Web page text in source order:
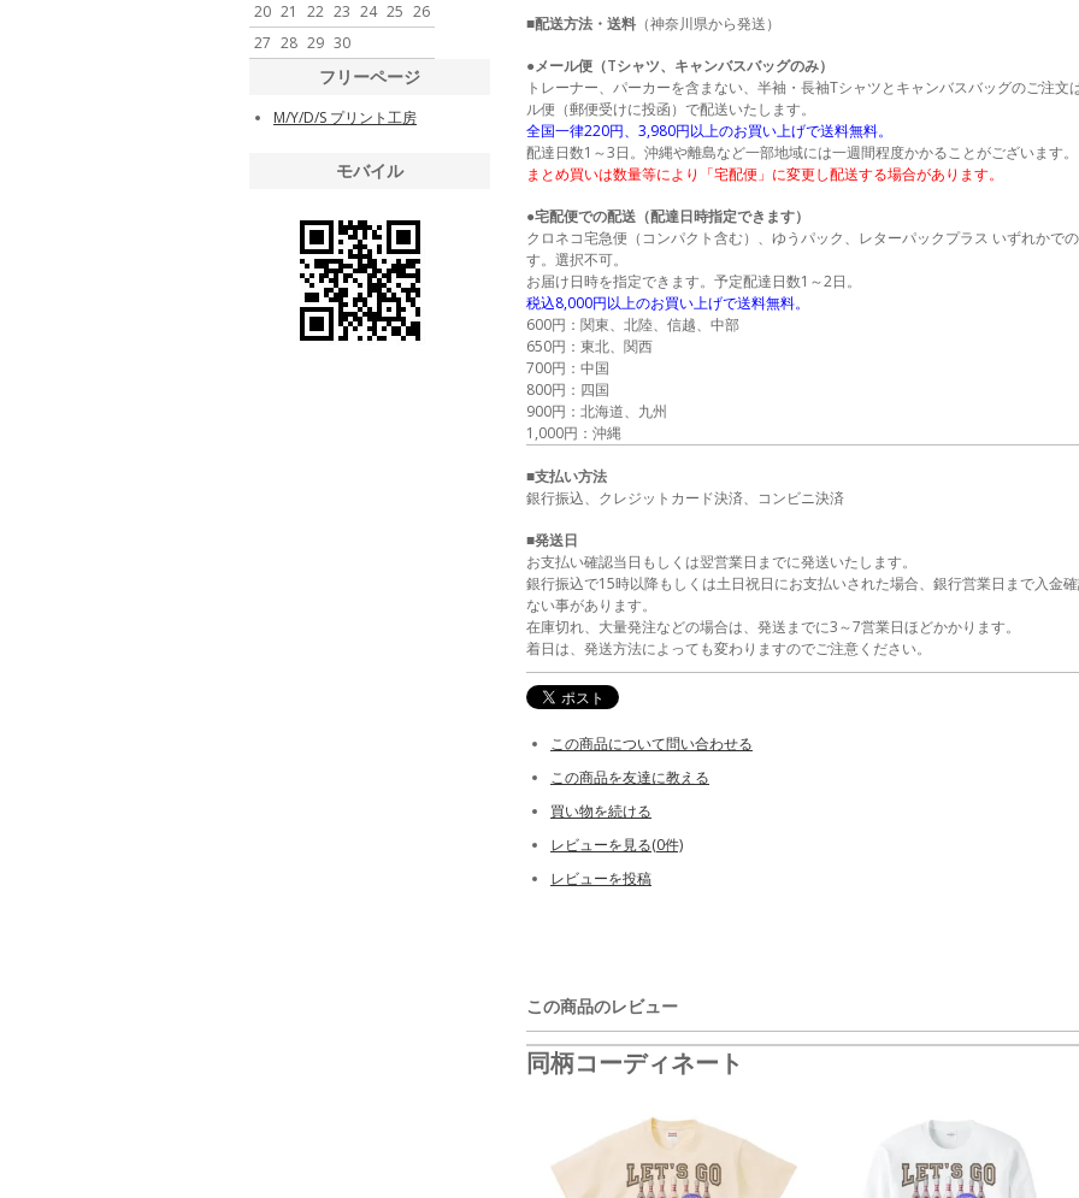
■配送方法・送料 （神奈川県から発送）
●メール便（Tシャツ、キャンバスバッグのみ）
トレーナー、パーカーを含まない、半袖・長袖Tシャツとキャンバスバッグのご注文
ル便（郵便受けに投函）で配送いたします。
全国一律220円、3,980円以上のお買い上げで送料無料。
配達日数1～3日。沖縄や離島など一部地域には一週間程度かかることがございます。
まとめ買いは数量等により「宅配便」に変更し配送する場合があります。
●宅配便での配送（配達日時指定できます）
クロネコ宅急便（コンパクト含む）、ゆうパック、レターパックプラス いずれかで
す。選択不可。
お届け日時を指定できます。予定配達日数1～2日。
税込8,000円以上のお買い上げで送料無料。
600円：関東、北陸、信越、中部
650円：東北、関西
700円：中国
800円：四国
900円：北海道、九州
1,000円：沖縄
■支払い方法
銀行振込、クレジットカード決済、コンビニ決済
■発送日
お支払い確認当日もしくは翌営業日までに発送いたします。
銀行振込で15時以降もしくは土日祝日にお支払いされた場合、銀行営業日まで入金
ない事があります。
在庫切れ、大量発注などの場合は、発送までに3～7営業日ほどかかります。
着日は、発送方法によっても変わりますのでご注意ください。
この商品について問い合わせる
この商品を友達に教える
買い物を続ける
レビューを見る(0件)
レビューを投稿
この商品のレビュー
同柄コーディネート
20 21 22 23 24 25 26
27 28 29 30
フリーページ
M/Y/D/S プリント工房
モバイル